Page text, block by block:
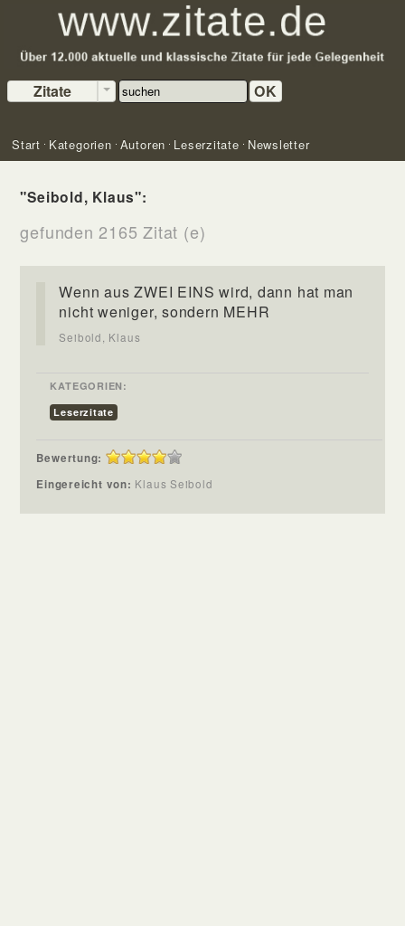
Zitate OK
Start Kategorien Autoren Leserzitate Newsletter
"Seibold, Klaus":
gefunden 2165 Zitat (e)
Wenn aus ZWEI EINS wird, dann hat man
nicht weniger, sondern MEHR
Seibold, Klaus
KATEGORIEN:
Leserzitate
Bewertung:
Eingereicht von: Klaus Seibold